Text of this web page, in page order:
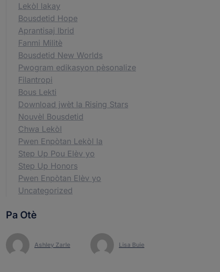
Lekòl lakay
Bousdetid Hope
Aprantisaj Ibrid
Fanmi Militè
Bousdetid New Worlds
Pwogram edikasyon pèsonalize
Filantropi
Bous Lekti
Download jwèt la Rising Stars
Nouvèl Bousdetid
Chwa Lekòl
Pwen Enpòtan Lekòl la
Step Up Pou Elèv yo
Step Up Honors
Pwen Enpòtan Elèv yo
Uncategorized
Pa Otè
Ashley Zarle Lisa Buie